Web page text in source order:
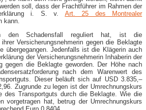
soll, dass der Frachtführer im Rahmen der
i. S. v. Art. 25 des Montrealer
kann.
den Schadensfall reguliert hat, ist die
Versicherungsnehmerin gegen die Beklagte
übergegangen. Jedenfalls ist die Klägerin auch
der Versicherungsnehmerin Inhaberin der
gegen die Beklagte geworden. Der Höhe nach
nach dem Warenwert des
Dieser beläuft sich auf USD 3.835,–
Zugrunde zu legen ist der Umrechnungskurs
des Transportguts durch die Beklagte. Wie die
vorgetragen hat, betrug der Umrechnungskurs
Euro 0,8404.